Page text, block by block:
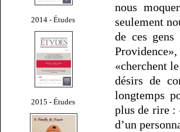
2014 - Études
2015 - Études
nous
seulement
de ces
«cherchent
désirs de
longtemps
plus de rire :
d’un